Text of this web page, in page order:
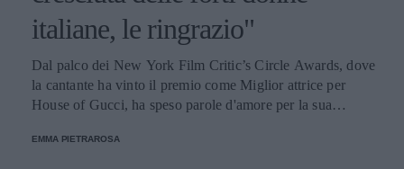
italiane, le ringrazio"
Dal palco dei New York Film Critic’s Circle Awards, dove
la cantante ha vinto il premio come Miglior attrice per
House of Gucci, ha speso parole d'amore per la sua
forte e paziente e mia madre mi ha insegnato a non avere
EMMA PIETRAROSA